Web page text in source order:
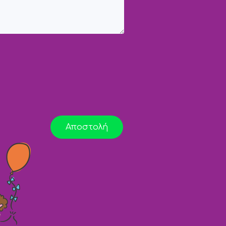
Αποστολή